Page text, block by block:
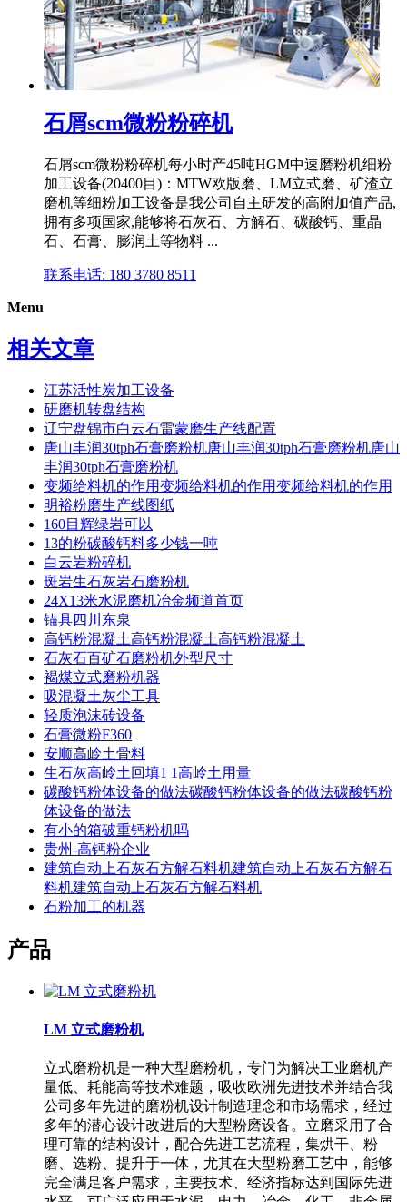
石屑scm微粉粉碎机
石屑scm微粉粉碎机每小时产45吨HGM中速磨粉机细粉
加工设备(20400目)：MTW欧版磨、LM立式磨、矿渣立
磨机等细粉加工设备是我公司自主研发的高附加值产品,
拥有多项国家,能够将石灰石、方解石、碳酸钙、重晶
石、石膏、膨润土等物料 ...
联系电话: 180 3780 8511
Menu
相关文章
江苏活性炭加工设备
研磨机转盘结构
辽宁盘锦市白云石雷蒙磨生产线配置
唐山丰润30tph石膏磨粉机唐山丰润30tph石膏磨粉机唐山
丰润30tph石膏磨粉机
变频给料机的作用变频给料机的作用变频给料机的作用
明裕粉磨生产线图纸
160目辉绿岩可以
13的粉碳酸钙料多少钱一吨
白云岩粉碎机
斑岩生石灰岩石磨粉机
24X13米水泥磨机冶金频道首页
锚具四川东泉
高钙粉混凝土高钙粉混凝土高钙粉混凝土
石灰石百矿石磨粉机外型尺寸
褐煤立式磨粉机器
吸混凝土灰尘工具
轻质泡沫砖设备
石膏微粉F360
安顺高岭土骨料
生石灰高岭土回填1 1高岭土用量
碳酸钙粉体设备的做法碳酸钙粉体设备的做法碳酸钙粉
体设备的做法
有小的箱破重钙粉机吗
贵州-高钙粉企业
建筑自动上石灰石方解石料机建筑自动上石灰石方解石
料机建筑自动上石灰石方解石料机
石粉加工的机器
产品
LM 立式磨粉机
立式磨粉机是一种大型磨粉机，专门为解决工业磨机产
量低、耗能高等技术难题，吸收欧洲先进技术并结合我
公司多年先进的磨粉机设计制造理念和市场需求，经过
多年的潜心设计改进后的大型粉磨设备。立磨采用了合
理可靠的结构设计，配合先进工艺流程，集烘干、粉
磨、选粉、提升于一体，尤其在大型粉磨工艺中，能够
完全满足客户需求，主要技术、经济指标达到国际先进